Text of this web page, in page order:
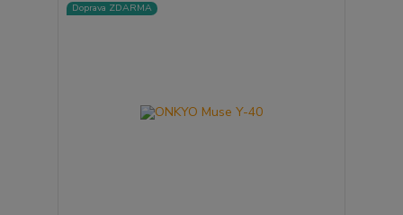
Doprava ZDARMA